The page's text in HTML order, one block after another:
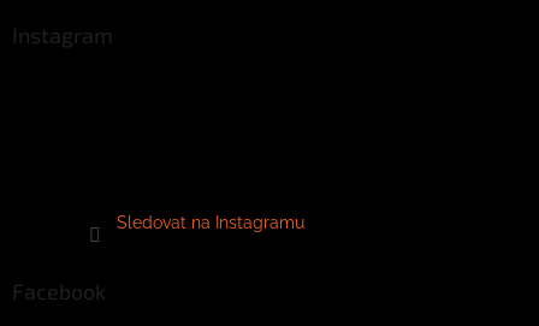
Instagram
Sledovat na Instagramu
Facebook